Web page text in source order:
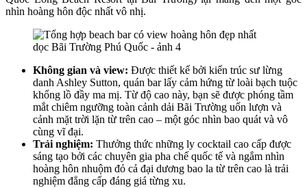
nhìn hoàng hôn độc nhất vô nhị.
Không gian và view: Được thiết kế bởi kiến trúc sư lừng
danh Ashley Sutton, quán bar lấy cảm hứng từ loài bạch tuộc
khổng lồ đầy ma mị. Từ độ cao này, bạn sẽ được phóng tầm
mắt chiêm ngưỡng toàn cảnh dải Bãi Trường uốn lượn và
cảnh mặt trời lặn từ trên cao – một góc nhìn bao quát và vô
cùng vĩ đại.
Trải nghiệm: Thưởng thức những ly cocktail cao cấp được
sáng tạo bởi các chuyên gia pha chế quốc tế và ngắm nhìn
hoàng hôn nhuộm đỏ cả đại dương bao la từ trên cao là trải
nghiệm đẳng cấp đáng giá từng xu.